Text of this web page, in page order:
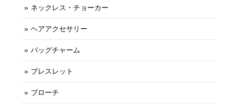
ネックレス・チョーカー
ヘアアクセサリー
バッグチャーム
ブレスレット
ブローチ